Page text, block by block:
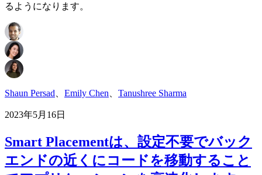
るようになります。
Shaun Persad Emily Chen Tanushree Sharma
2023年5月16日
Smart Placementは、設定不要でバック
エンドの近くにコードを移動すること